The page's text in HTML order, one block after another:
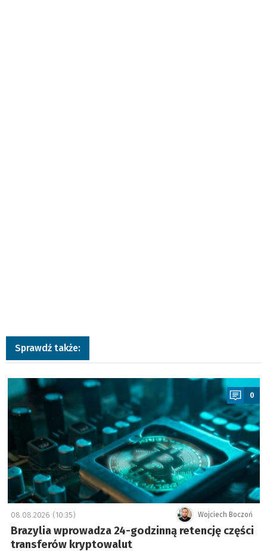
Sprawdź także:
a
0
Wojciech Boczoń
08.08.2026 (10:35)
Brazylia wprowadza 24-godzinną retencję części
transferów kryptowalut